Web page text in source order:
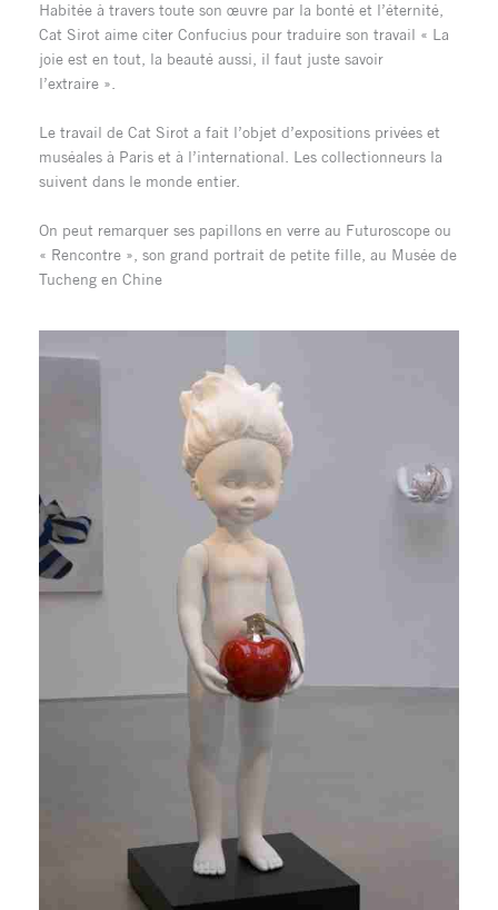
Habitée à travers toute son œuvre par la bonté et l’éternité,
Cat Sirot aime citer Confucius pour traduire son travail « La
joie est en tout, la beauté aussi, il faut juste savoir
l’extraire ».
Le travail de Cat Sirot a fait l’objet d’expositions privées et
muséales à Paris et à l’international. Les collectionneurs la
suivent dans le monde entier.
On peut remarquer ses papillons en verre au Futuroscope ou
« Rencontre », son grand portrait de petite fille, au Musée de
Tucheng en Chine